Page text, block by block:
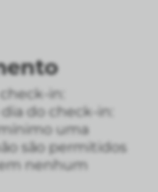
in:
do check-in:
uma
são permitidos
nenhum